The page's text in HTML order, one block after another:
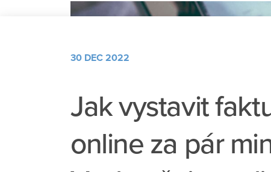
30 DEC 2022
Jak vystavit
online za pár